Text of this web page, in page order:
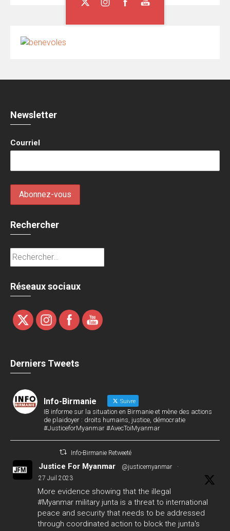
Newsletter
Courriel
Rechercher
Rechercher :
Réseaux sociaux
Derniers Tweets
Info-Birmanie Suivre
IB informe sur la situation en Birmanie et mène des actions
de plaidoyer : droits humains, justice, démocratie
#JusticeforMyanmar #AvecToiMyanmar
Info-Birmanie Retweeté
Justice For Myanmar @justicemyanmar
·
27 Juil 2023
More evidence showing that the illegal
#Myanmar military junta is a threat to international
peace and security that needs to be addressed
through coordinated action to block the junta's